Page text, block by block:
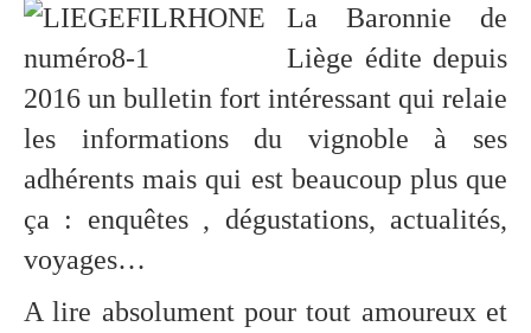
La Baronnie de
Liège édite depuis
2016 un bulletin fort intéressant qui relaie
les informations du vignoble à ses
adhérents mais qui est beaucoup plus que
ça : enquêtes , dégustations, actualités,
voyages…
A lire absolument pour tout amoureux et